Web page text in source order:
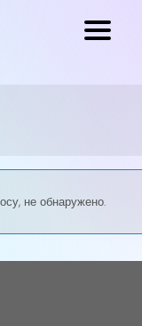
не обнаружено.